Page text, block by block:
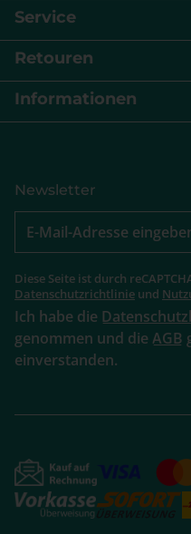
Service
Retouren
Informationen
Newsletter
Diese Seite ist durch
Datenschutzrichtlinie und
Ich habe die
genommen und die AGB
einverstanden.